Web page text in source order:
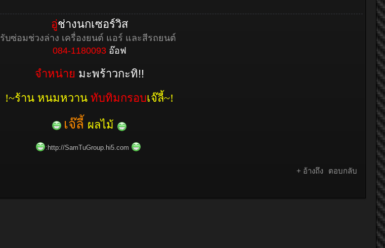
อู่ช่างนกเซอร์วิส
รับซ่อมช่วงล่าง เครื่องยนต์ แอร์ และสีรถยนต์
084-1180093 อ๊อฟ
จำหน่าย มะพร้าวกะทิ!!
!~ร้าน หนมหวาน ทับทิมกรอบเจ๊ลี้~!
เจ๊ลี้ ผลไม้
: http://SamTuGroup.hi5.com
+ อ้างถึง ตอบกลับ